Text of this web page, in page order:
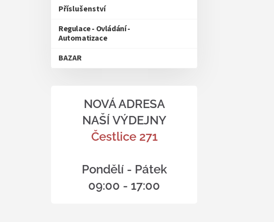
Příslušenství
Regulace - Ovládání -
Automatizace
BAZAR
NOVÁ ADRESA
NAŠÍ VÝDEJNY
Čestlice 271
Pondělí - Pátek
09:00 - 17:00